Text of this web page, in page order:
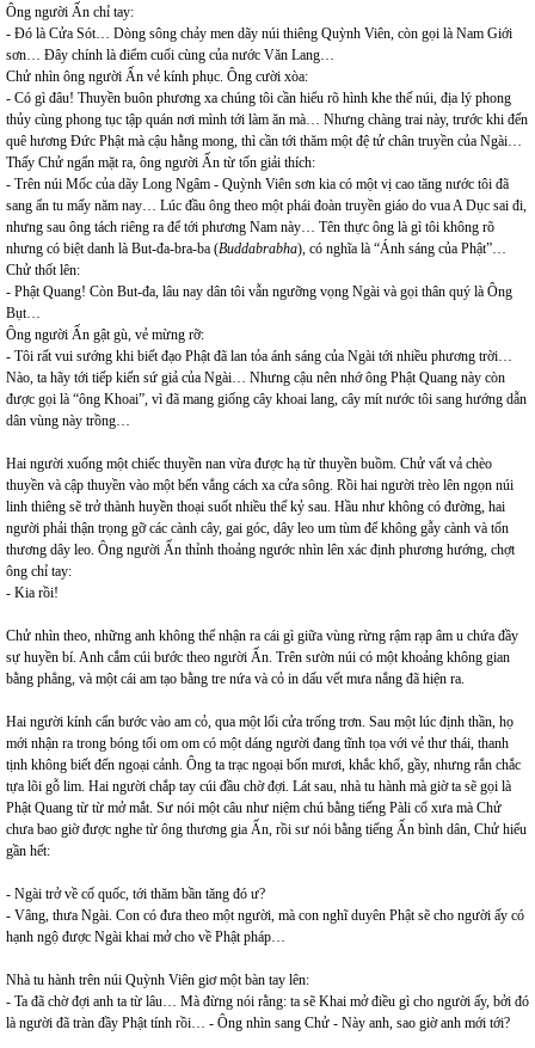
Ông người Ấn chỉ tay:
- Đó là Cửa Sót… Dòng sông chảy men dãy núi thiêng Quỳnh Viên, còn gọi là Nam Giới
sơn… Đây chính là điểm cuối cùng của nước Văn Lang…
Chử nhìn ông người Ấn vẻ kính phục. Ông cười xòa:
- Có gì đâu! Thuyền buôn phương xa chúng tôi cần hiểu rõ hình khe thế núi, địa lý phong
thủy cùng phong tục tập quán nơi mình tới làm ăn mà… Nhưng chàng trai này, trước khi đến
quê hương Đức Phật mà cậu hằng mong, thì cần tới thăm một đệ tử chân truyền của Ngài…
Thấy Chử ngẩn mặt ra, ông người Ấn từ tốn giải thích:
- Trên núi Mốc của dãy Long Ngâm - Quỳnh Viên sơn kia có một vị cao tăng nước tôi đã
sang ẩn tu mấy năm nay… Lúc đầu ông theo một phái đoàn truyền giáo do vua A Dục sai đi,
nhưng sau ông tách riêng ra để tới phương Nam này… Tên thực ông là gì tôi không rõ
nhưng có biệt danh là But-đa-bra-ba (Buddabrabha), có nghĩa là “Ánh sáng của Phật”…
Chử thốt lên:
- Phật Quang! Còn But-đa, lâu nay dân tôi vẫn ngưỡng vọng Ngài và gọi thân quý là Ông
Bụt…
Ông người Ấn gật gù, vẻ mừng rỡ:
- Tôi rất vui sướng khi biết đạo Phật đã lan tỏa ánh sáng của Ngài tới nhiều phương trời…
Nào, ta hãy tới tiếp kiến sứ giả của Ngài… Nhưng cậu nên nhớ ông Phật Quang này còn
được gọi là “ông Khoai”, vì đã mang giống cây khoai lang, cây mít nước tôi sang hướng dẫn
dân vùng này trồng…
Hai người xuống một chiếc thuyền nan vừa được hạ từ thuyền buồm. Chử vất vả chèo
thuyền và cập thuyền vào một bến vắng cách xa cửa sông. Rồi hai người trèo lên ngọn núi
linh thiêng sẽ trở thành huyền thoại suốt nhiều thế kỷ sau. Hầu như không có đường, hai
người phải thận trọng gỡ các cành cây, gai góc, dây leo um tùm để không gẫy cành và tổn
thương dây leo. Ông người Ấn thỉnh thoảng ngước nhìn lên xác định phương hướng, chợt
ông chỉ tay:
- Kia rồi!
Chử nhìn theo, những anh không thể nhận ra cái gì giữa vùng rừng rậm rạp âm u chứa đầy
sự huyền bí. Anh cắm cúi bước theo người Ấn. Trên sườn núi có một khoảng không gian
bằng phẳng, và một cái am tạo bằng tre nứa và cỏ in dấu vết mưa nắng đã hiện ra.
Hai người kính cẩn bước vào am cỏ, qua một lối cửa trống trơn. Sau một lúc định thần, họ
mới nhận ra trong bóng tối om om có một dáng người đang tĩnh tọa với vẻ thư thái, thanh
tịnh không biết đến ngoại cảnh. Ông ta trạc ngoại bốn mươi, khắc khổ, gầy, nhưng rắn chắc
tựa lõi gỗ lim. Hai người chắp tay cúi đầu chờ đợi. Lát sau, nhà tu hành mà giờ ta sẽ gọi là
Phật Quang từ từ mở mắt. Sư nói một câu như niệm chú bằng tiếng Pàli cổ xưa mà Chử
chưa bao giờ được nghe từ ông thương gia Ấn, rồi sư nói bằng tiếng Ấn bình dân, Chử hiểu
gần hết:
- Ngài trở về cố quốc, tới thăm bần tăng đó ư?
- Vâng, thưa Ngài. Con có đưa theo một người, mà con nghĩ duyên Phật sẽ cho người ấy có
hạnh ngộ được Ngài khai mở cho về Phật pháp…
Nhà tu hành trên núi Quỳnh Viên giơ một bàn tay lên:
- Ta đã chờ đợi anh ta từ lâu… Mà đừng nói rằng: ta sẽ Khai mở điều gì cho người ấy, bởi đó
là người đã tràn đầy Phật tính rồi… - Ông nhìn sang Chử - Này anh, sao giờ anh mới tới?